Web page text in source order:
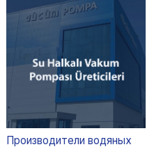
Производители водяных